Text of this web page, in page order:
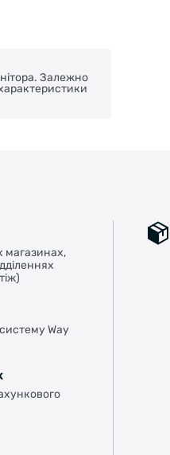
Залежно
магазинах,
Way